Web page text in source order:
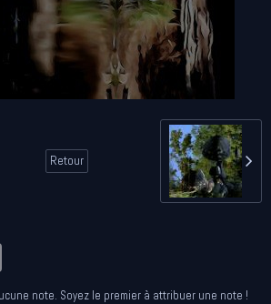
Retour
note. Soyez le premier à attribuer une note !